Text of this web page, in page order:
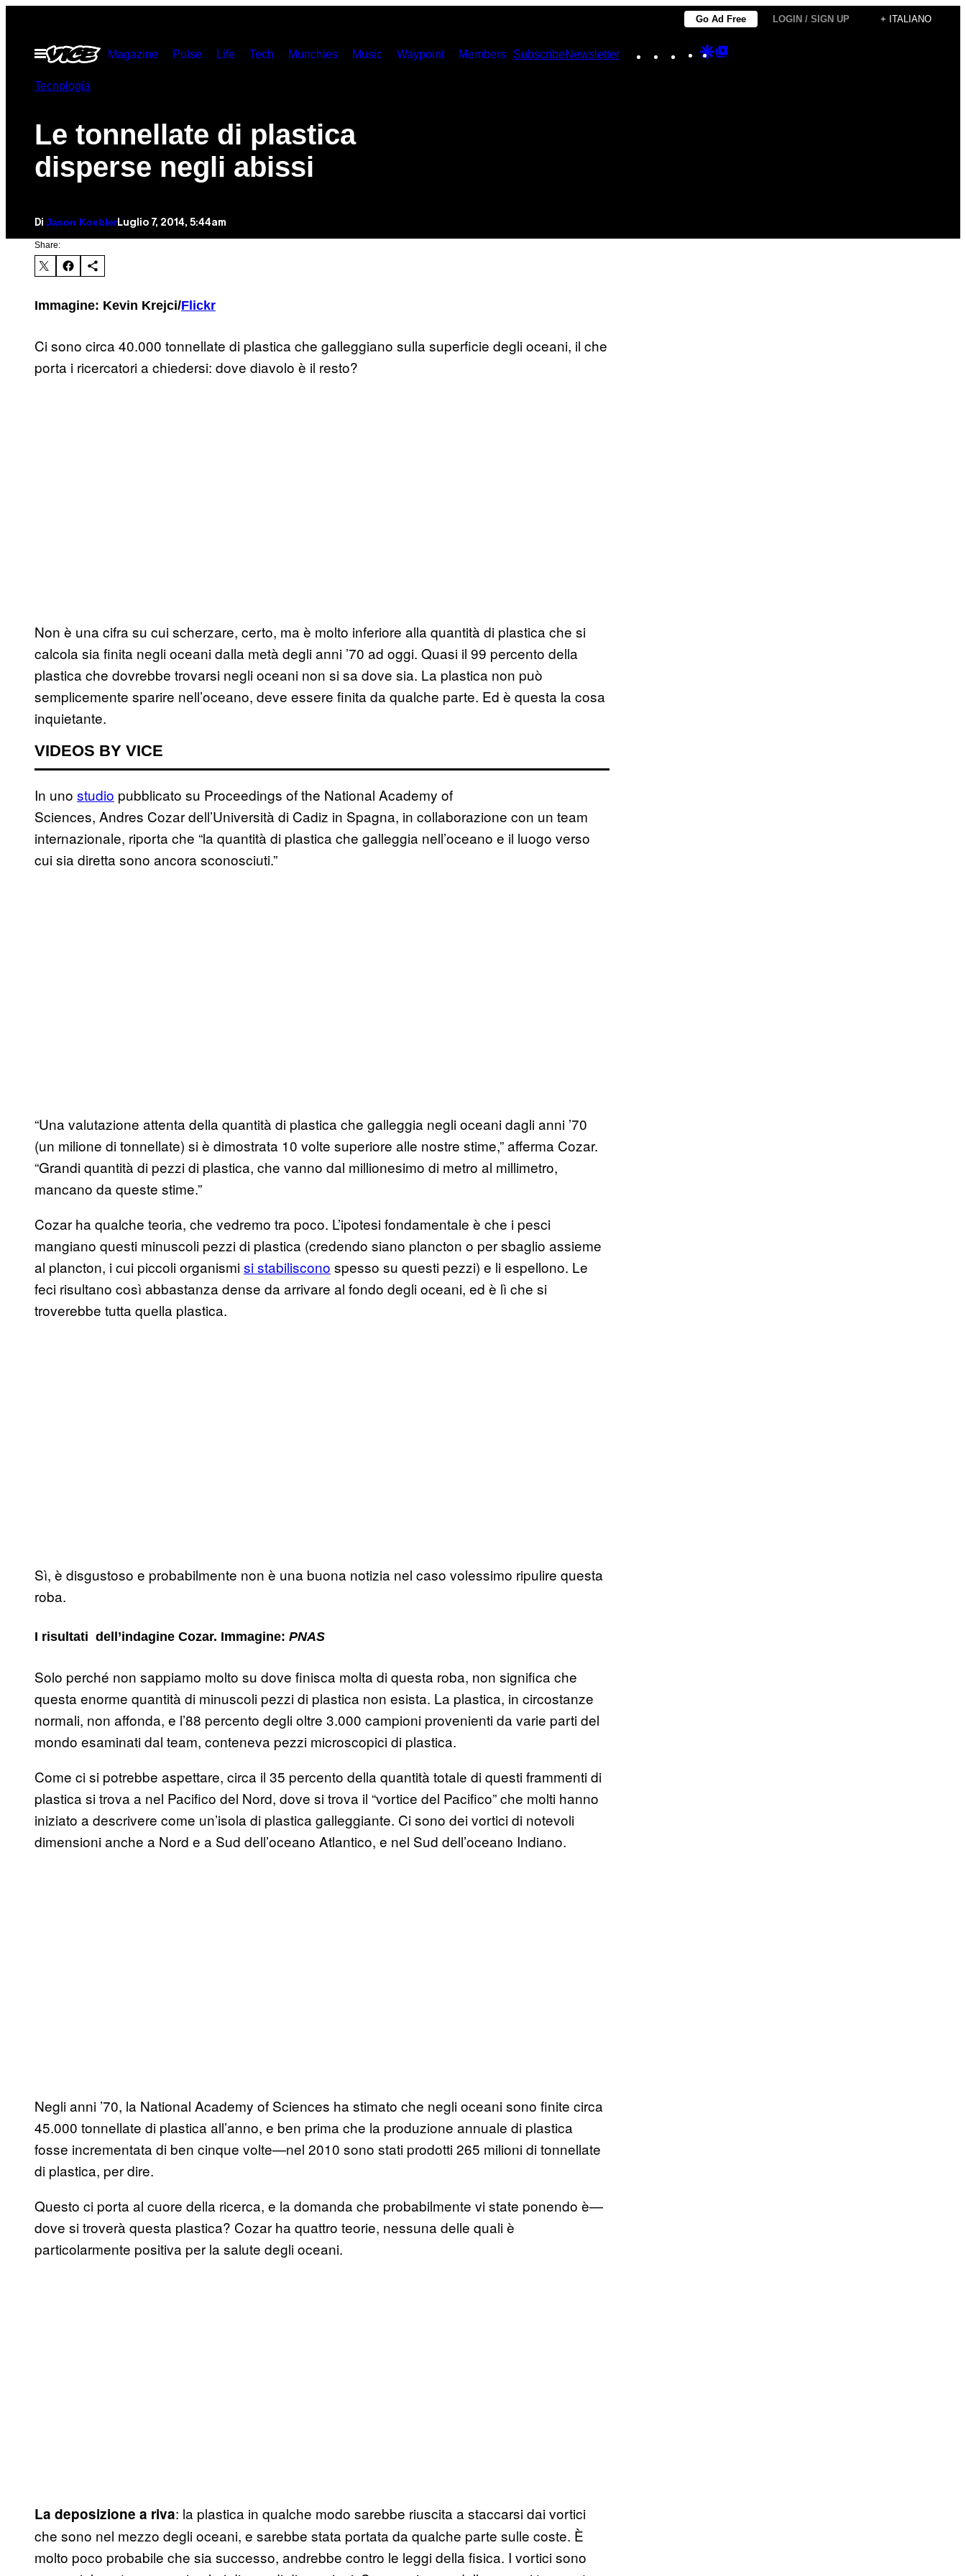
contenuto
Go Ad Free LOGIN / SIGN UP + ITALIANO
Apri
Magazine Pulse Life Tech Munchies Music Waypoint Members SubscribeNewsletter Instagram
TikTokYouTube
Google
Tecnología
Le tonnellate di plastica
disperse negli abissi
Di Jason KoeblerLuglio 7, 2014, 5:44am
Share:
Immagine: Kevin Krejci/Flickr
Ci sono circa 40.000 tonnellate di plastica che galleggiano sulla superficie degli oceani, il che
porta i ricercatori a chiedersi: dove diavolo è il resto?
Non è una cifra su cui scherzare, certo, ma è molto inferiore alla quantità di plastica che si
calcola sia finita negli oceani dalla metà degli anni ’70 ad oggi. Quasi il 99 percento della
plastica che dovrebbe trovarsi negli oceani non si sa dove sia. La plastica non può
semplicemente sparire nell’oceano, deve essere finita da qualche parte. Ed è questa la cosa
inquietante.
VIDEOS BY VICE
In uno studio pubblicato su Proceedings of the National Academy of
Sciences, Andres Cozar dell’Università di Cadiz in Spagna, in collaborazione con un team
internazionale, riporta che “la quantità di plastica che galleggia nell’oceano e il luogo verso
cui sia diretta sono ancora sconosciuti.”
“Una valutazione attenta della quantità di plastica che galleggia negli oceani dagli anni ’70
(un milione di tonnellate) si è dimostrata 10 volte superiore alle nostre stime,” afferma Cozar.
“Grandi quantità di pezzi di plastica, che vanno dal millionesimo di metro al millimetro,
mancano da queste stime.”
Cozar ha qualche teoria, che vedremo tra poco. L’ipotesi fondamentale è che i pesci
mangiano questi minuscoli pezzi di plastica (credendo siano plancton o per sbaglio assieme
al plancton, i cui piccoli organismisi stabiliscono spesso su questi pezzi) e li espellono. Le
feci risultano così abbastanza dense da arrivare al fondo degli oceani, ed è lì che si
troverebbe tutta quella plastica.
Sì, è disgustoso e probabilmente non è una buona notizia nel caso volessimo ripulire questa
roba.
I risultati dell’indagine Cozar. Immagine: PNAS
Solo perché non sappiamo molto su dove finisca molta di questa roba, non significa che
questa enorme quantità di minuscoli pezzi di plastica non esista. La plastica, in circostanze
normali, non affonda, e l’88 percento degli oltre 3.000 campioni provenienti da varie parti del
mondo esaminati dal team, conteneva pezzi microscopici di plastica.
Come ci si potrebbe aspettare, circa il 35 percento della quantità totale di questi frammenti di
plastica si trova a nel Pacifico del Nord, dove si trova il “vortice del Pacifico” che molti hanno
iniziato a descrivere come un’isola di plastica galleggiante. Ci sono dei vortici di notevoli
dimensioni anche a Nord e a Sud dell’oceano Atlantico, e nel Sud dell’oceano Indiano.
Negli anni ’70, la National Academy of Sciences ha stimato che negli oceani sono finite circa
45.000 tonnellate di plastica all’anno, e ben prima che la produzione annuale di plastica
fosse incrementata di ben cinque volte—nel 2010 sono stati prodotti 265 milioni di tonnellate
di plastica, per dire.
Questo ci porta al cuore della ricerca, e la domanda che probabilmente vi state ponendo è—
dove si troverà questa plastica? Cozar ha quattro teorie, nessuna delle quali è
particolarmente positiva per la salute degli oceani.
La deposizione a riva: la plastica in qualche modo sarebbe riuscita a staccarsi dai vortici
che sono nel mezzo degli oceani, e sarebbe stata portata da qualche parte sulle coste. È
molto poco probabile che sia successo, andrebbe contro le leggi della fisica. I vortici sono